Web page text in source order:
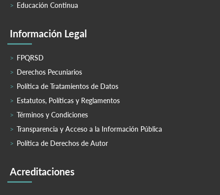
Educación Continua
Información Legal
FPQRSD
Derechos Pecuniarios
Política de Tratamientos de Datos
Estatutos, Políticas y Reglamentos
Términos y Condiciones
Transparencia y Acceso a la Información Pública
Política de Derechos de Autor
Acreditaciones